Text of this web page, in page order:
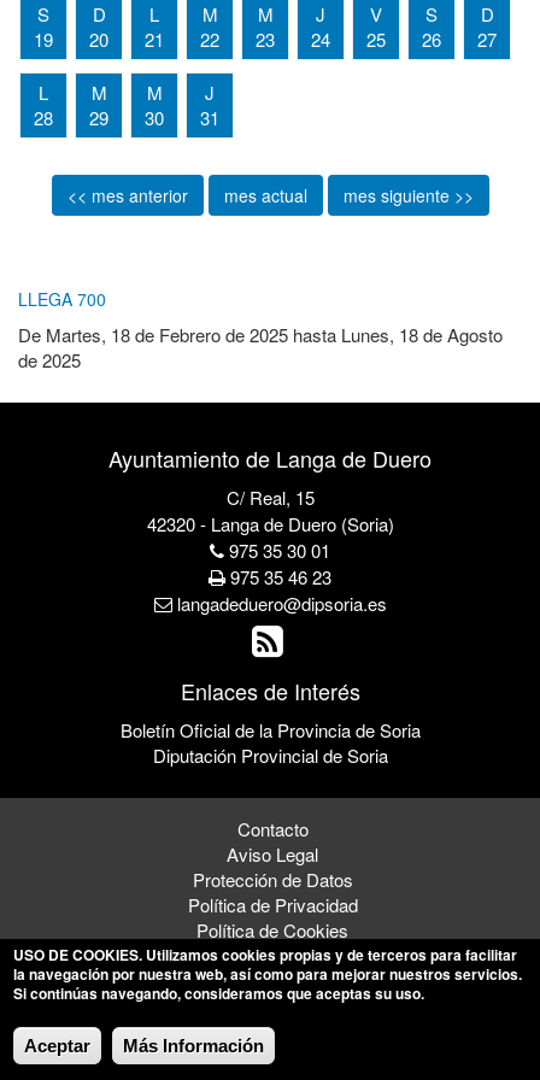
S
19
D
20
L
21
M
22
M
23
J
24
V
25
S
26
D
27
L
28
M
29
M
30
J
31
<< mes anterior mes actual mes siguiente >>
LLEGA 700
De Martes, 18 de Febrero de 2025 hasta Lunes, 18 de Agosto
de 2025
Ayuntamiento de Langa de Duero
C/ Real, 15
42320 - Langa de Duero (Soria)
975 35 30 01
975 35 46 23
langadeduero@dipsoria.es
Enlaces de Interés
Boletín Oficial de la Provincia de Soria
Diputación Provincial de Soria
Contacto
Aviso Legal
Protección de Datos
Política de Privacidad
Política de Cookies
© 2026 Ayuntamiento de Langa de Duero
USO DE COOKIES. Utilizamos cookies propias y de terceros para facilitar
la navegación por nuestra web, así como para mejorar nuestros servicios.
Si continúas navegando, consideramos que aceptas su uso.
Aceptar Más Información